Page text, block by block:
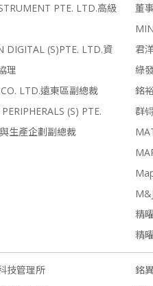
PTE. LTD.高級
DIGITAL (S)PTE. LTD.資
理
LTD.遠東區副總裁
(S) PTE.
生產企劃副總裁
董
君
綠
銘
群
精
精
技管理所
銘